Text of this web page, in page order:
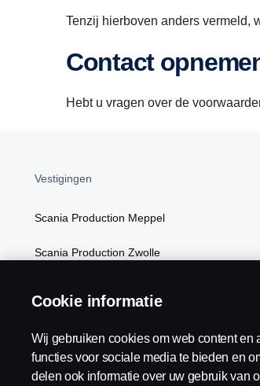
Tenzij hierboven anders vermeld,
Contact
Hebt u vragen over de
Vestigingen
Scania Production Meppel
Scania Production Zwolle
Cookie informatie
Wij gebruiken cookies om web content en
functies voor sociale media te bieden en
delen ook informatie over uw gebruik van